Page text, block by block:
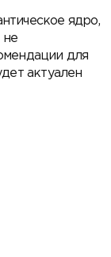
ядро,
не
для
актуален